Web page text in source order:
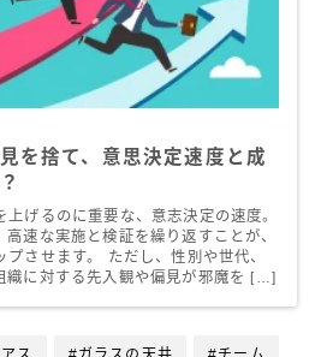
を捨て、意思決定速度と成
げるのに重要な、意志決定の速度。
速な実施と検証を繰り返すことが、
させます。 ただし、性別や世代、
織に対する先入観や偏見が邪魔を […]